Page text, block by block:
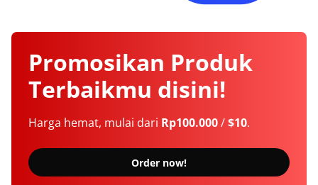
Promosikan Produk
Terbaikmu disini!
Harga hemat, mulai dari Rp100.000/$10.
Order now!